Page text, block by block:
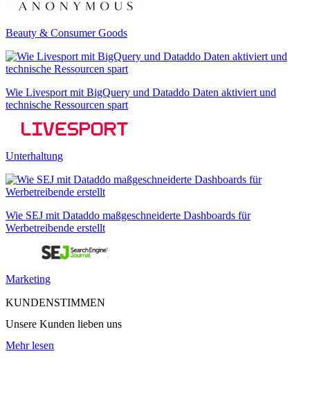
Beauty & Consumer Goods
Wie Livesport mit BigQuery und Dataddo Daten aktiviert und
technische Ressourcen spart
Unterhaltung
Wie SEJ mit Dataddo maßgeschneiderte Dashboards für
Werbetreibende erstellt
Marketing
KUNDENSTIMMEN
Unsere Kunden lieben uns
Mehr lesen